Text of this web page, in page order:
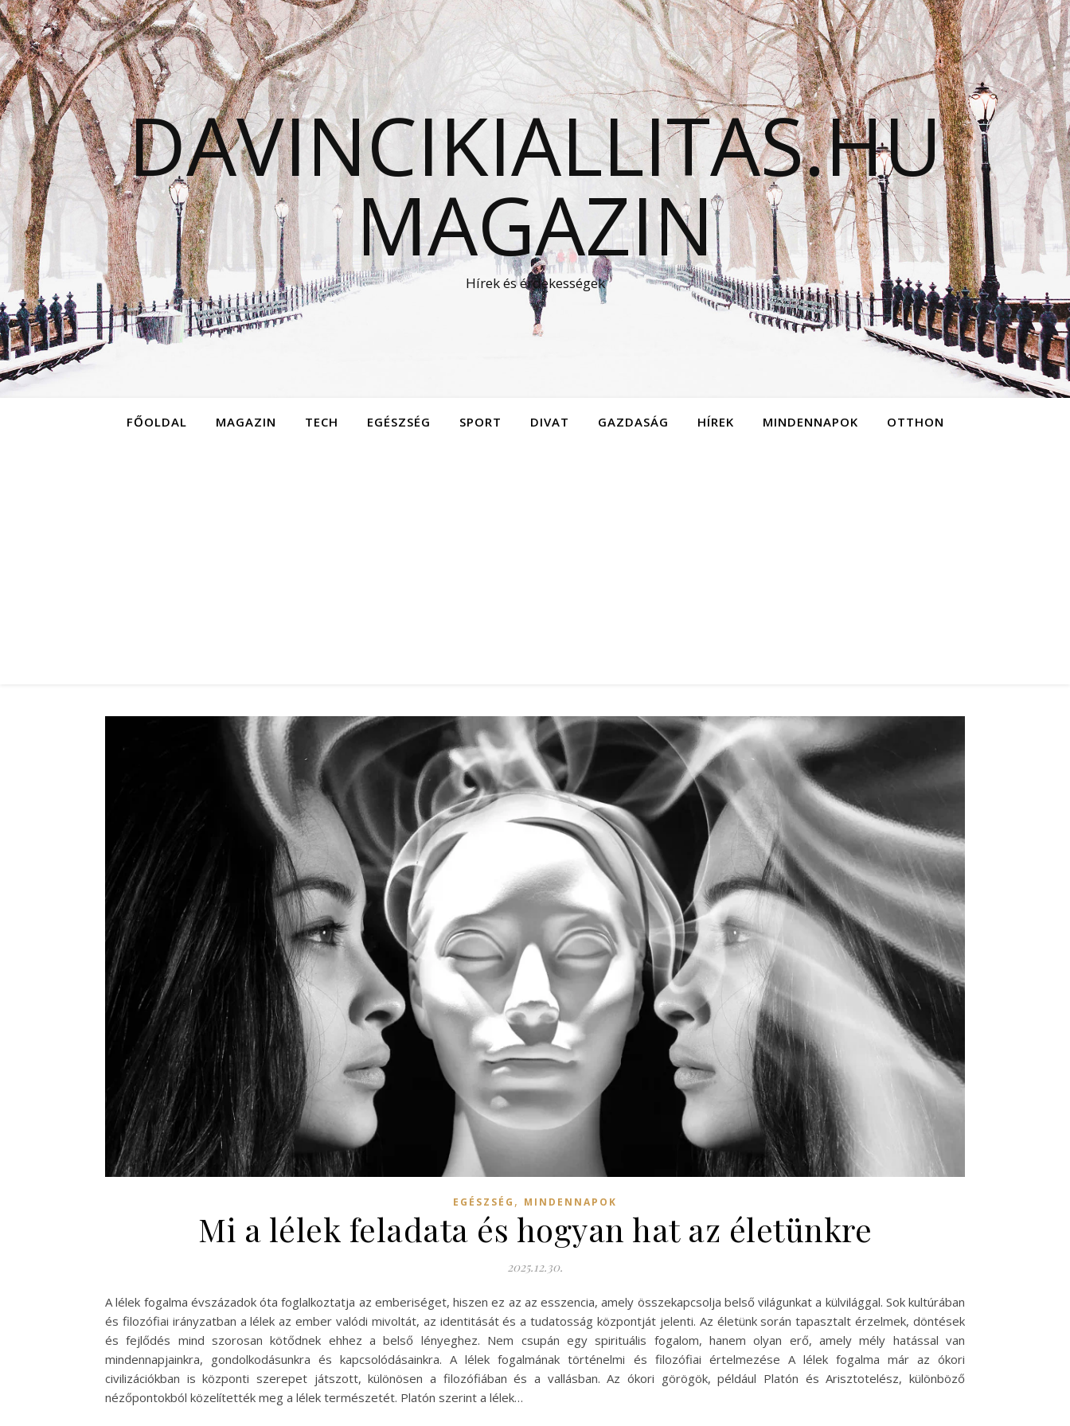
DAVINCIKIALLITAS.HU
MAGAZIN
Hírek és érdekességek
FŐOLDAL MAGAZIN TECH EGÉSZSÉG SPORT DIVAT GAZDASÁG HÍREK MINDENNAPOK OTTHON
EGÉSZSÉG , MINDENNAPOK
Mi a lélek feladata és hogyan hat az életünkre
2025.12.30.
A lélek fogalma évszázadok óta foglalkoztatja az emberiséget, hiszen ez az az esszencia, amely összekapcsolja belső világunkat a külvilággal. Sok kultúrában
és filozófiai irányzatban a lélek az ember valódi mivoltát, az identitását és a tudatosság központját jelenti. Az életünk során tapasztalt érzelmek, döntések
és fejlődés mind szorosan kötődnek ehhez a belső lényeghez. Nem csupán egy spirituális fogalom, hanem olyan erő, amely mély hatással van
mindennapjainkra, gondolkodásunkra és kapcsolódásainkra. A lélek fogalmának történelmi és filozófiai értelmezése A lélek fogalma már az ókori
civilizációkban is központi szerepet játszott, különösen a filozófiában és a vallásban. Az ókori görögök, például Platón és Arisztotelész, különböző
nézőpontokból közelítették meg a lélek természetét. Platón szerint a lélek…